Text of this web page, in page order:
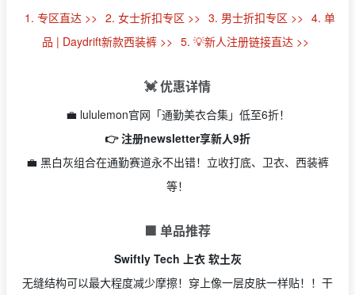
1. 专区直达 >> 2. 女士折扣专区 >> 3. 男士折扣专区 >> 4. 单
品 | Daydrift新款西装裤 >> 5. 💡新人注册链接直达 >>
💓 优惠详情
💼 lululemon官网「通勤美衣合集」低至6折！
👉 注册newsletter享新人9折
💼 黑白灰组合在通勤赛道永不出错！立收打底、卫衣、西装裤
等！
🟩 单品推荐
Swiftly Tech 上衣 软土灰
无缝结构可以最大程度减少摩擦！穿上像一层皮肤一样贴！！干